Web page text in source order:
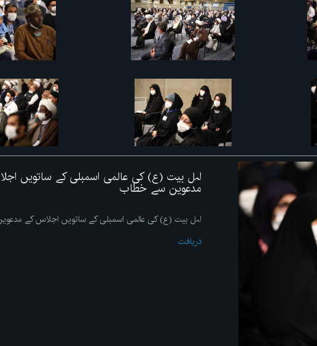
اہل بیت (ع) کی عالمی اسمبلی کے ساتویں
مدعوین سے خطاب
اہل بیت (ع) کی عالمی اسمبلی کے ساتویں اجلاس کے
دریافت